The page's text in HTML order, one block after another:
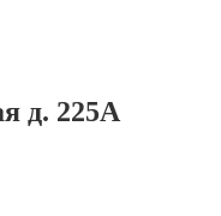
д. 225А